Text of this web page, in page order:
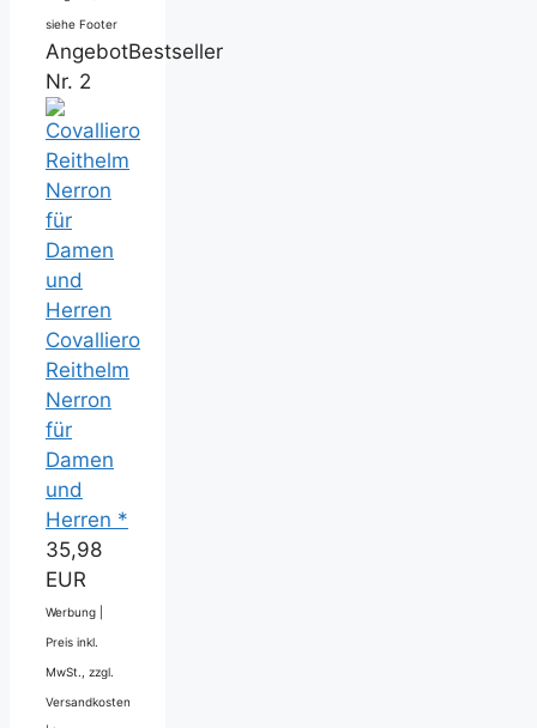
siehe Footer
AngebotBestseller
Nr. 2
Covalliero
Reithelm
Nerron
für
Damen
und
Herren *
35,98
EUR
Werbung |
Preis inkl.
MwSt., zzgl.
Versandkosten